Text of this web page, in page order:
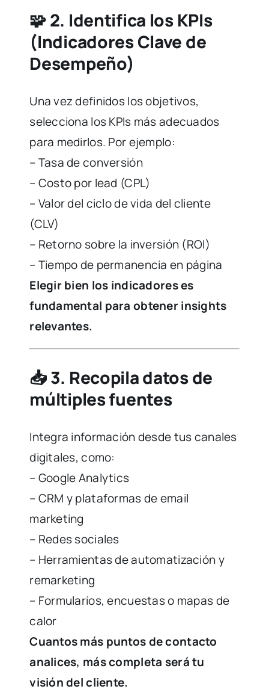
🧩2. Identifica los KPIs
(Indicadores Clave de
Desempeño)
Una vez definidos los objetivos,
selecciona los KPIs más adecuados
para medirlos. Por ejemplo:
– Tasa de conversión
– Costo por lead (CPL)
– Valor del ciclo de vida del cliente
(CLV)
– Retorno sobre la inversión (ROI)
– Tiempo de permanencia en página
Elegir bien los indicadores es
fundamental para obtener insights
relevantes.
📥3. Recopila datos de
múltiples fuentes
Integra información desde tus canales
digitales, como:
– Google Analytics
– CRM y plataformas de email
marketing
– Redes sociales
– Herramientas de automatización y
remarketing
– Formularios, encuestas o mapas de
calor
Cuantos más puntos de contacto
analices, más completa será tu
visión del cliente.